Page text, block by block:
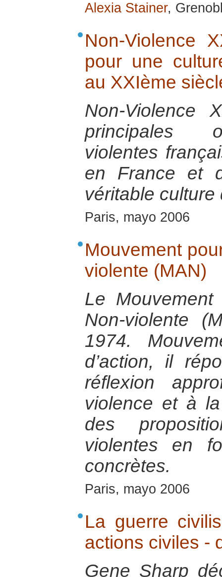
Alexia Stainer,
Non-Violence
pour une
au XXIème
Non-Violence
principales
violentes
en France et
véritable
Paris, mayo 2006
Mouvement
violente (MAN)
Le
Non-violente
1974.
d’action, il
réflexion
violence et à la
des
violentes en
concrètes.
Paris, mayo 2006
La guerre
actions civiles -
Gene Sharp